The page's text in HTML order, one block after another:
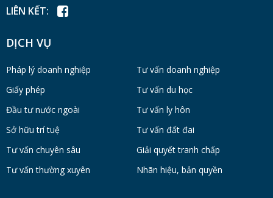
LIÊN KẾT:
DỊCH VỤ
Pháp lý doanh nghiệp
Giấy phép
Đầu tư nước ngoài
Sở hữu trí tuệ
Tư vấn chuyên sâu
Tư vấn thường xuyên
Tư vấn doanh nghiệp
Tư vấn du học
Tư vấn ly hôn
Tư vấn đất đai
Giải quyết tranh chấp
Nhãn hiệu, bản quyền